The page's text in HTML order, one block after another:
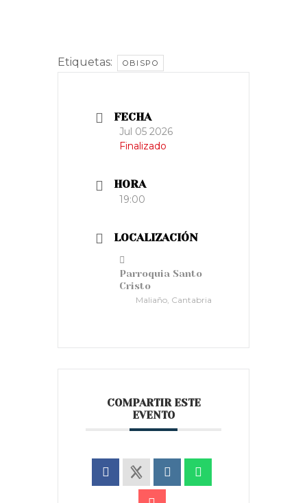
Etiquetas: OBISPO
FECHA
Jul 05 2026
Finalizado
HORA
19:00
LOCALIZACIÓN
Parroquia Santo
Cristo
Maliaño, Cantabria
COMPARTIR ESTE
EVENTO